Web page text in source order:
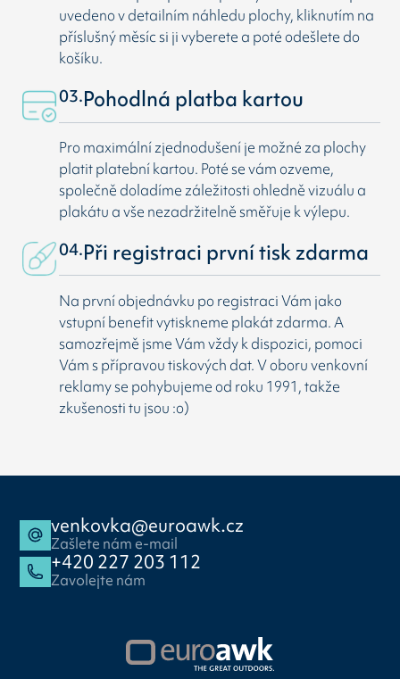
uvedeno v detailním náhledu plochy, kliknutím na
příslušný měsíc si ji vyberete a poté odešlete do
košíku.
03.Pohodlná platba kartou
Pro maximální zjednodušení je možné za plochy
platit platební kartou. Poté se vám ozveme,
společně doladíme záležitosti ohledně vizuálu a
plakátu a vše nezadržitelně směřuje k výlepu.
04.Při registraci první tisk zdarma
Na první objednávku po registraci Vám jako
vstupní benefit vytiskneme plakát zdarma. A
samozřejmě jsme Vám vždy k dispozici, pomoci
Vám s přípravou tiskových dat. V oboru venkovní
reklamy se pohybujeme od roku 1991, takže
zkušenosti tu jsou :o)
venkovka@euroawk.cz
Zašlete nám e-mail
+420 227 203 112
Zavolejte nám